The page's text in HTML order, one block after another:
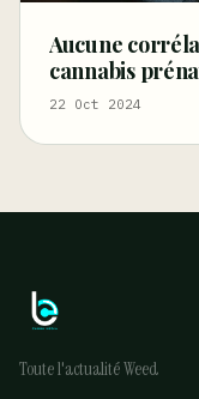
Aucune
cannabis
enfant
22 Oct 2024
Toute l'actualité Weed